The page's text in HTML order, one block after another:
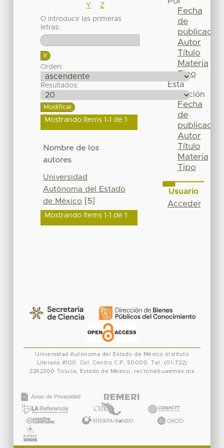
Y
Z
O introducir las primeras
letras:
Orden:
Resultados:
Mostrando ítems 1-1 de 1
Nombre de los
autores
Universidad
Autónoma del Estado
de México [5]
Mostrando ítems 1-1 de 1
Fecha
de
publicación
Autor
Título
Materia
Tipo
Esta
colección
Fecha
de
publicación
Autor
Título
Materia
Tipo
Usuario
Acceder
Universidad Autónoma del Estado de México
Instituto
Literario #100. Col. Centro C.P. 50000. Tel. (01-722)
2262300 Toluca, Estado de México. rectoria@uaemex.mx